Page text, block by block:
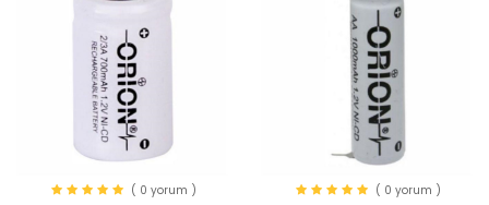
( 0 yorum ) ( 0 yorum )